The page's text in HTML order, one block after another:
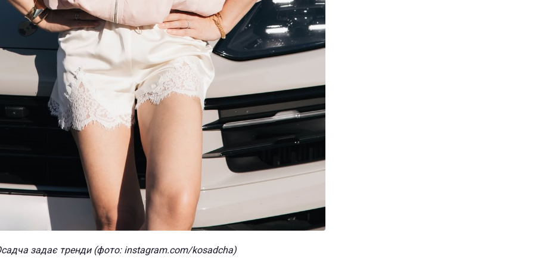
задає тренди (фото: instagram.com/kosadcha)